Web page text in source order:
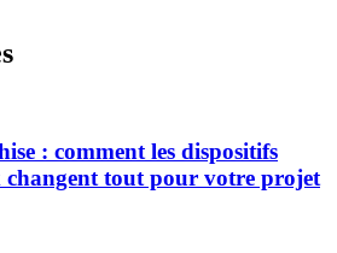
: comment les dispositifs
changent tout pour votre projet